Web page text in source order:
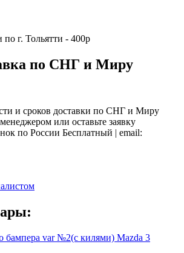
по г. Тольятти - 400р
по СНГ и Миру
и сроков доставки по СНГ и Миру
или оставьте заявку
по России Бесплатный | email: